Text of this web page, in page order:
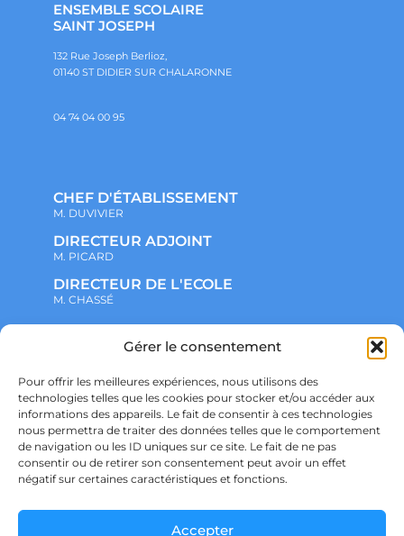
Gérer le consentement
Pour offrir les meilleures expériences, nous utilisons des
technologies telles que les cookies pour stocker et/ou accéder aux
informations des appareils. Le fait de consentir à ces technologies
nous permettra de traiter des données telles que le comportement
de navigation ou les ID uniques sur ce site. Le fait de ne pas
consentir ou de retirer son consentement peut avoir un effet
négatif sur certaines caractéristiques et fonctions.
Accepter
ENSEMBLE SCOLAIRE
SAINT JOSEPH
132 Rue Joseph Berlioz,
01140 ST DIDIER SUR CHALARONNE
04 74 04 00 95
CHEF D'ÉTABLISSEMENT
M. DUVIVIER
DIRECTEUR ADJOINT
M. PICARD
DIRECTEUR DE L'ECOLE
M. CHASSÉ
NOTRE ENSEMBLE SCOLAIRE
ADMINISTRATIF
VIE ASSOCIATIVE
PARTENARIATS
CONTACT
PRÉ-INSCRIPTION
ÉCOLE
COLLÈGE
LYCÉE
POLITIQUE DE CONFIDENTIALITÉ &